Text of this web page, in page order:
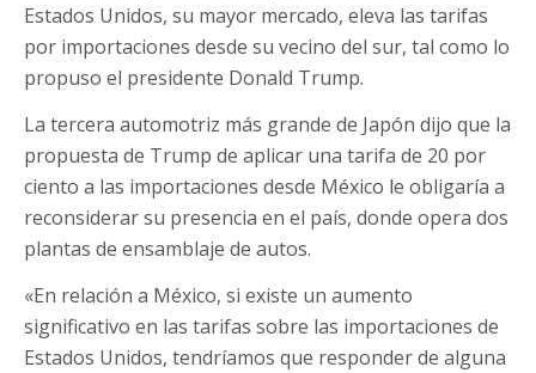
Estados Unidos, su mayor mercado, eleva las tarifas
por importaciones desde su vecino del sur, tal como lo
propuso el presidente Donald Trump.
La tercera automotriz más grande de Japón dijo que la
propuesta de Trump de aplicar una tarifa de 20 por
ciento a las importaciones desde México le obligaría a
reconsiderar su presencia en el país, donde opera dos
plantas de ensamblaje de autos.
«En relación a México, si existe un aumento
significativo en las tarifas sobre las importaciones de
Estados Unidos, tendríamos que responder de alguna